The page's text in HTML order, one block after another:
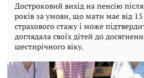
Достроковий вихід на пенсію
років за умови, що мати має від 15
страхового стажу і може
доглядала своїх дітей до
шестирічного віку.